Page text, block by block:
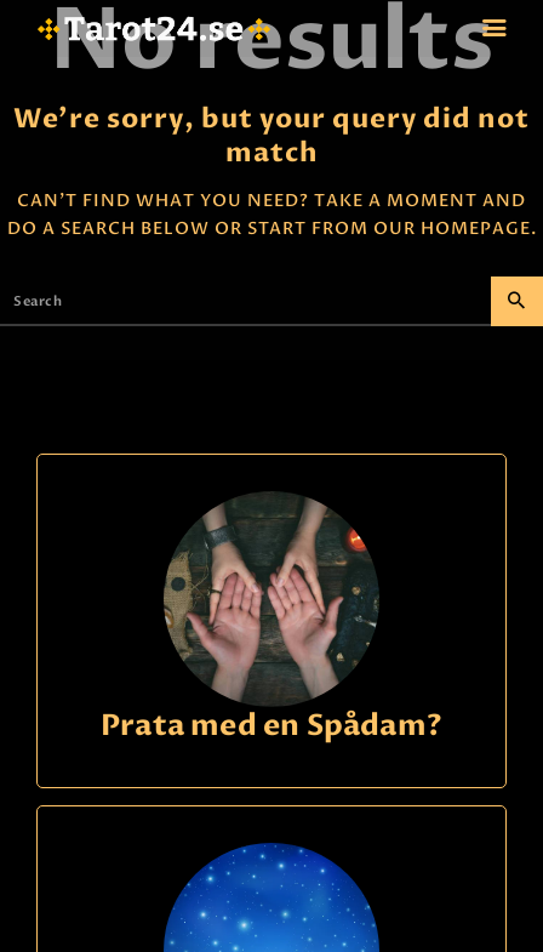
ASTROLOGI
STJÄRNTECKEN
FAQ
KONTAKTA OSS
No results
We're sorry, but your query did not
match
CAN'T FIND WHAT YOU NEED? TAKE A MOMENT AND
DO A SEARCH BELOW OR START FROM OUR HOMEPAGE.
Prata med en Spådam?